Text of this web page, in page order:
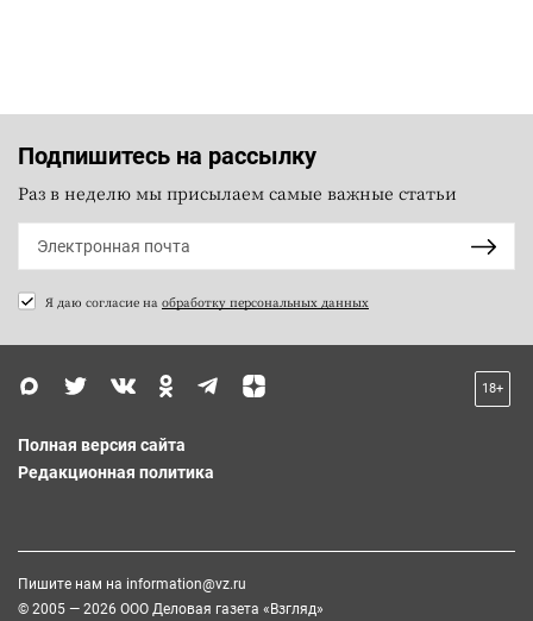
Подпишитесь на рассылку
Раз в неделю мы присылаем самые важные статьи
Я даю согласие на обработку персональных данных
18+
Полная версия сайта
Редакционная политика
Пишите нам на information@vz.ru
© 2005 — 2026 ООО Деловая газета «Взгляд»